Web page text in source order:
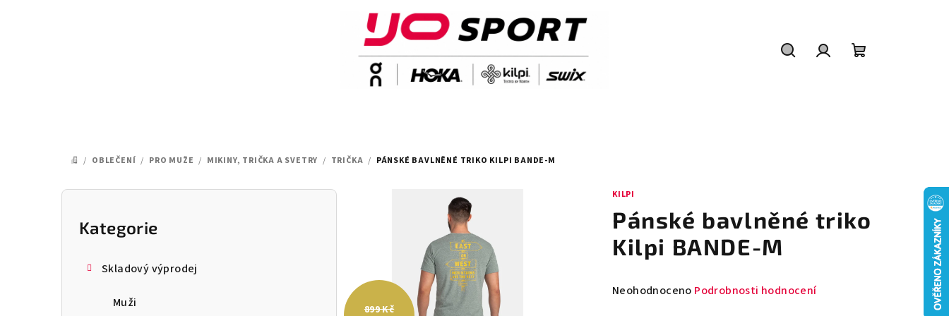
DOMŮ
/ OBLEČENÍ / PRO MUŽE / MIKINY, TRIČKA A SVETRY / TRIČKA / PÁNSKÉ BAVLNĚNÉ TRIKO KILPI BANDE-M
P
Přeskočit
kategorie
Kategorie
Skladový výprodej
Muži
KILPI
Pánské bavlněné triko
Kilpi BANDE-M
Průměrné
Neohodnoceno Podrobnosti hodnocení
899 Kč